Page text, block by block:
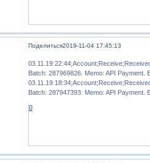
Поделиться2019-11-04 17:45:13
03.11.19
Batch: 287969826. Memo: API Payment.
03.11.19
Batch: 287947393. Memo: API Payment.
0